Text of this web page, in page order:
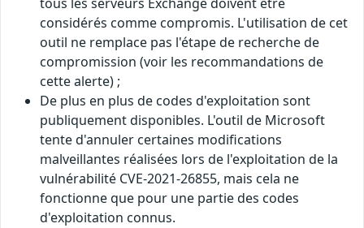
tous les serveurs Exchange doivent être
considérés comme compromis. L'utilisation de cet
outil ne remplace pas l'étape de recherche de
compromission (voir les recommandations de
cette alerte) ;
De plus en plus de codes d'exploitation sont
publiquement disponibles. L'outil de Microsoft
tente d'annuler certaines modifications
malveillantes réalisées lors de l'exploitation de la
vulnérabilité CVE-2021-26855, mais cela ne
fonctionne que pour une partie des codes
d'exploitation connus.